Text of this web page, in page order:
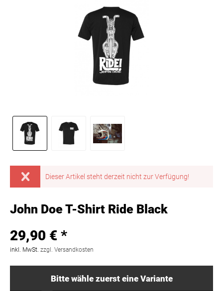
Dieser Artikel steht derzeit nicht zur Verfügung!
John Doe T-Shirt Ride Black
29,90 € *
inkl. MwSt. zzgl. Versandkosten
Bitte wähle zuerst eine Variante